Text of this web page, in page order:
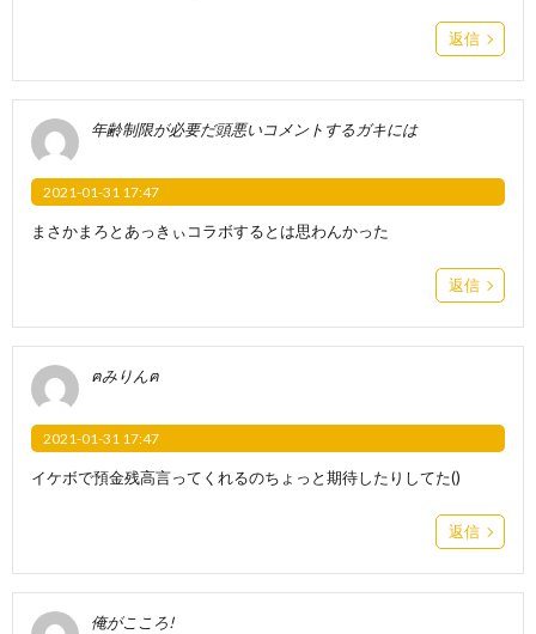
返信
年齢制限が必要だ頭悪いコメントするガキには
2021-01-31 17:47
まさかまろとあっきぃコラボするとは思わんかった
返信
ฅみりんฅ
2021-01-31 17:47
イケボで預金残高言ってくれるのちょっと期待したりしてた()
返信
俺がこころ!